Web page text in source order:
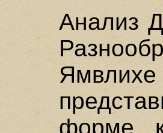
Анализ
форме,